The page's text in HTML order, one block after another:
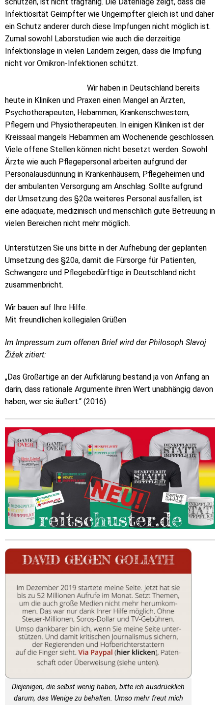
Infektiösität Geimpfter wie Ungeimpfter gleich ist und daher
ein Schutz anderer durch diese Impfungen nicht möglich ist.
Zumal sowohl Laborstudien wie auch die derzeitige
Infektionslage in vielen Ländern zeigen, dass die Impfung
nicht vor Omikron-Infektionen schützt.
Wir haben in Deutschland bereits
heute in Kliniken und Praxen einen Mangel an Ärzten,
Psychotherapeuten, Hebammen, Krankenschwestern,
Pflegern und Physiotherapeuten. In einigen Kliniken ist der
Kreissaal mangels Hebammen am Wochenende geschlossen.
Viele offene Stellen können nicht besetzt werden. Sowohl
Ärzte wie auch Pflegepersonal arbeiten aufgrund der
Personalausdünnung in Krankenhäusern, Pflegeheimen und
der ambulanten Versorgung am Anschlag. Sollte aufgrund
der Umsetzung des §20a weiteres Personal ausfallen, ist
eine adäquate, medizinisch und menschlich gute Betreuung in
vielen Bereichen nicht mehr möglich.
Unterstützen Sie uns bitte in der Aufhebung der geplanten
Umsetzung des §20a, damit die Fürsorge für Patienten,
Schwangere und Pflegebedürftige in Deutschland nicht
zusammenbricht.
Wir bauen auf Ihre Hilfe.
​Mit freundlichen kollegialen Grüßen
​Im Impressum zum offenen Brief wird der Philosoph Slavoj
Žižek zitiert:
„Das Großartige an der Aufklärung bestand ja von Anfang an
darin, dass rationale Argumente ihren Wert unabhängig davon
haben, wer sie äußert.“ (2016)
Diejenigen, die selbst wenig haben, bitte ich ausdrücklich
darum, das Wenige zu behalten. Umso mehr freut mich